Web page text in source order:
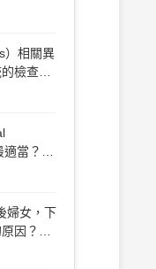
公分的
）相關異
檢查？
泌尿道
當？
結果
跟性行為
婦女，下
因？
宮內膜